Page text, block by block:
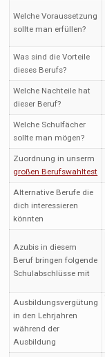
Welche Voraussetzung
sollte man erfüllen?
Was sind die Vorteile
dieses Berufs?
Welche Nachteile hat
dieser Beruf?
Welche Schulfächer
sollte man mögen?
Zuordnung in unserm
großen Berufswahltest
Alternative Berufe die
dich interessieren
könnten
Azubis in diesem
Beruf bringen folgende
Schulabschlüsse mit
Ausbildungsvergütung
in den Lehrjahren
während der
Ausbildung